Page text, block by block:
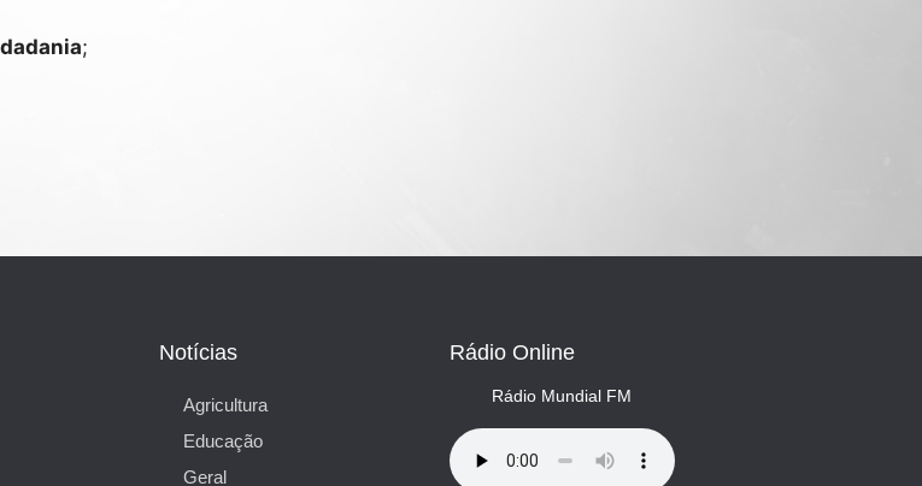
;
Notícias
Agricultura
Educação
Geral
Rádio Online
Rádio Mundial FM